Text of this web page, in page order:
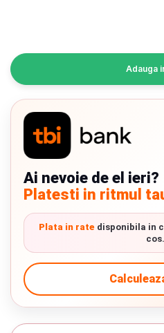
BAIE SI TOALETA
Informatii companie
Despre noi
Blog
Depozit
Q & A
Branduri
Adauga
Ai nevoie de el ieri?
Platesti in ritmul
Plata in ratedisponibila in
cos.
Chrome cu detalii